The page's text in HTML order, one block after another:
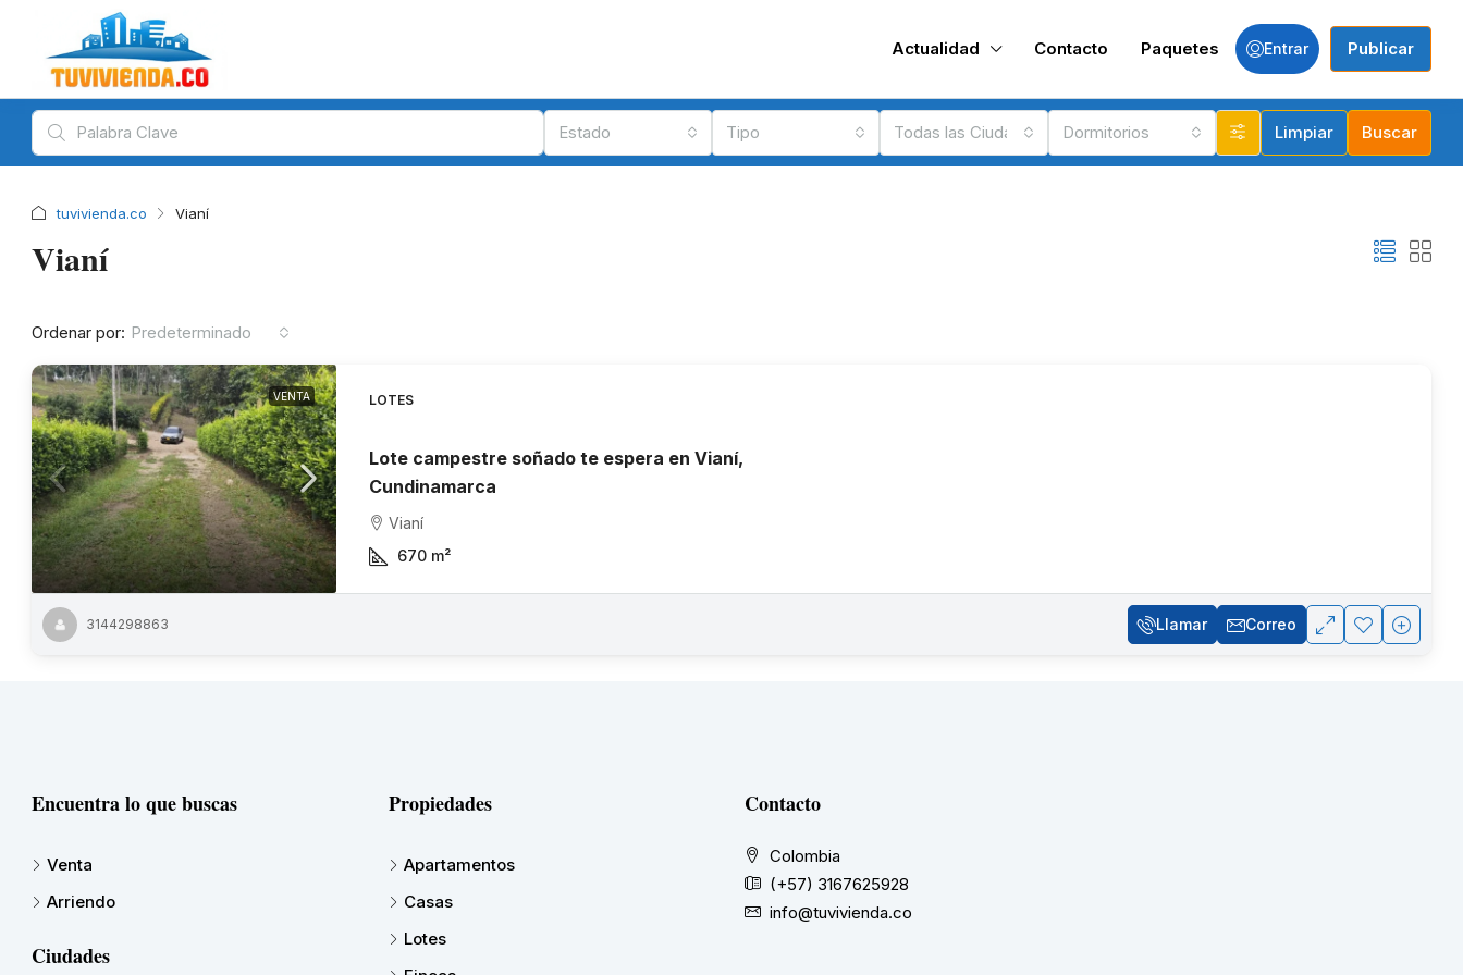
Actualidad Contacto Paquetes Entrar Publicar
Estado Tipo Todas las Ciudades Dormitorios Limpiar Buscar
tuvivienda.co Vianí
Vianí
Ordenar por: Predeterminado
VENTA LOTES
Lote campestre soñado te espera en Vianí,
Cundinamarca
Vianí
670 m²
3144298863 Llamar Correo
Encuentra lo que buscas
Venta
Arriendo
Ciudades
Propiedades
Apartamentos
Casas
Lotes
Contacto
Colombia
(+57) 3167625928
info@tuvivienda.co